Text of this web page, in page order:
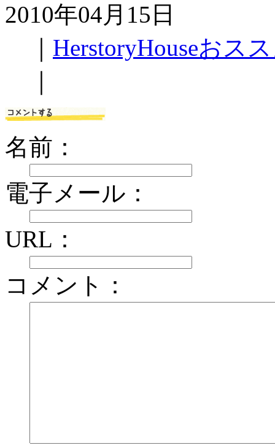
2010年04月15日
HerstoryHouseおス
名前：
電子メール：
URL：
コメント：